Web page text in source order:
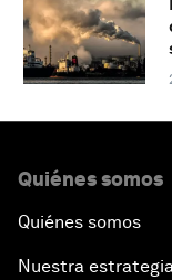
Quiénes somos
Quiénes somos
Nuestra